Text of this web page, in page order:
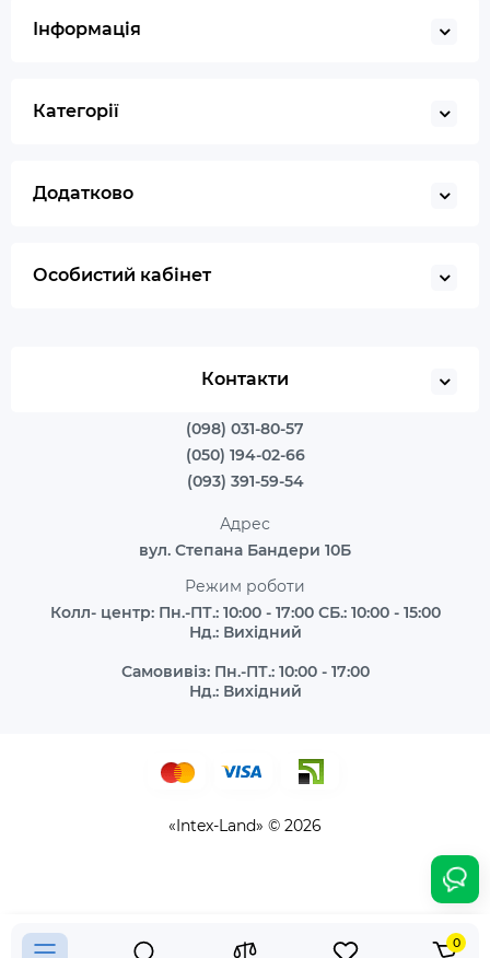
0
Інформація
Категорії
Додатково
Особистий кабінет
Контакти
(098) 031-80-57
(050) 194-02-66
(093) 391-59-54
Адрес
вул. Степана Бандери 10Б
Режим роботи
Колл- центр: Пн.-ПТ.: 10:00 - 17:00 СБ.: 10:00 - 15:00
Нд.: Вихідний
Самовивіз: Пн.-ПТ.: 10:00 - 17:00
Нд.: Вихідний
«Intex-Land» © 2026